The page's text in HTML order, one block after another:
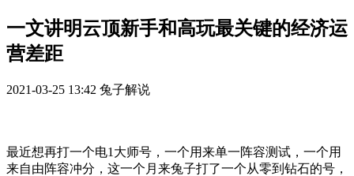
一文讲明云顶新手和高玩最关键的经济运
营差距
2021-03-25 13:42 兔子解说
最近想再打一个电1大师号，一个用来单一阵容测试，一个用
来自由阵容冲分，这一个月来兔子打了一个从零到钻石的号，